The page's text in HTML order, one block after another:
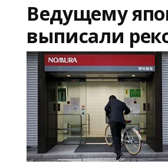
Ведущему
выписали